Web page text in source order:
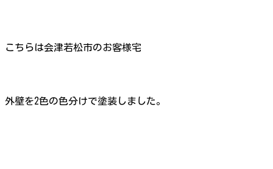
こちらは会津若松市のお客様宅
外壁を2色の色分けで塗装しました。